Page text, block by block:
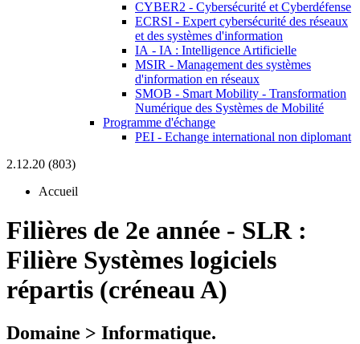
CYBER2 - Cybersécurité et Cyberdéfense
ECRSI - Expert cybersécurité des réseaux
et des systèmes d'information
IA - IA : Intelligence Artificielle
MSIR - Management des systèmes
d'information en réseaux
SMOB - Smart Mobility - Transformation
Numérique des Systèmes de Mobilité
Programme d'échange
PEI - Echange international non diplomant
2.12.20 (803)
Accueil
Filières de 2e année - SLR :
Filière Systèmes logiciels
répartis (créneau A)
Domaine > Informatique.